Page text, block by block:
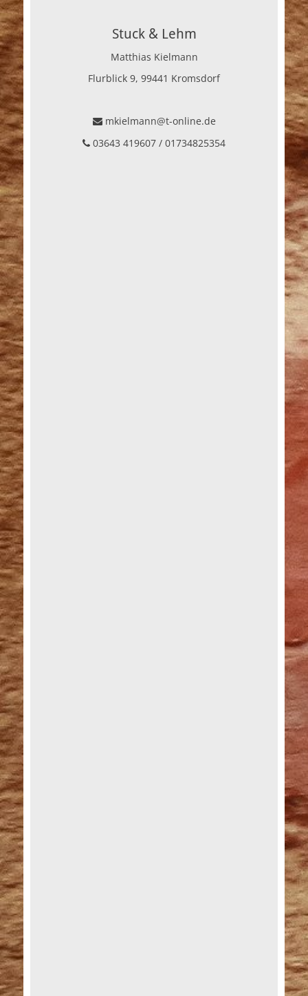
Stuck & Lehm
Matthias Kielmann
Flurblick 9, 99441 Kromsdorf
mkielmann@t-online.de
03643 419607 / 01734825354